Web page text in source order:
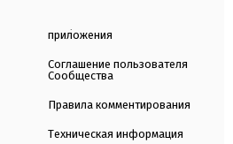
приложения
Соглашение пользователя
Сообщества
Правила комментирования
Техническая информация